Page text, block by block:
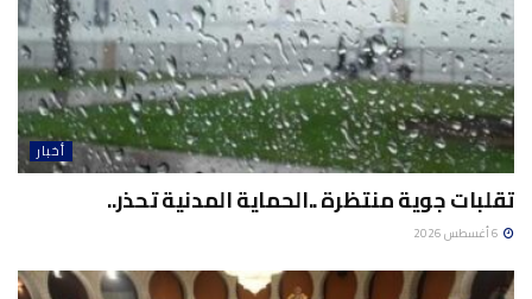
أخبار
تقلبات جوية منتظرة ..الحماية المدنية تحذر..